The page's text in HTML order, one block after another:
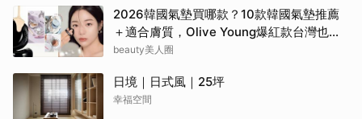
2026韓國氣墊買哪款？10款韓國氣墊推薦
＋適合膚質，Olive Young爆紅款台灣也能
買
beauty美人圈
日境｜日式風｜25坪
幸福空間